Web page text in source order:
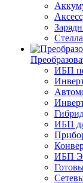
ИБП
ИБП
ИБП